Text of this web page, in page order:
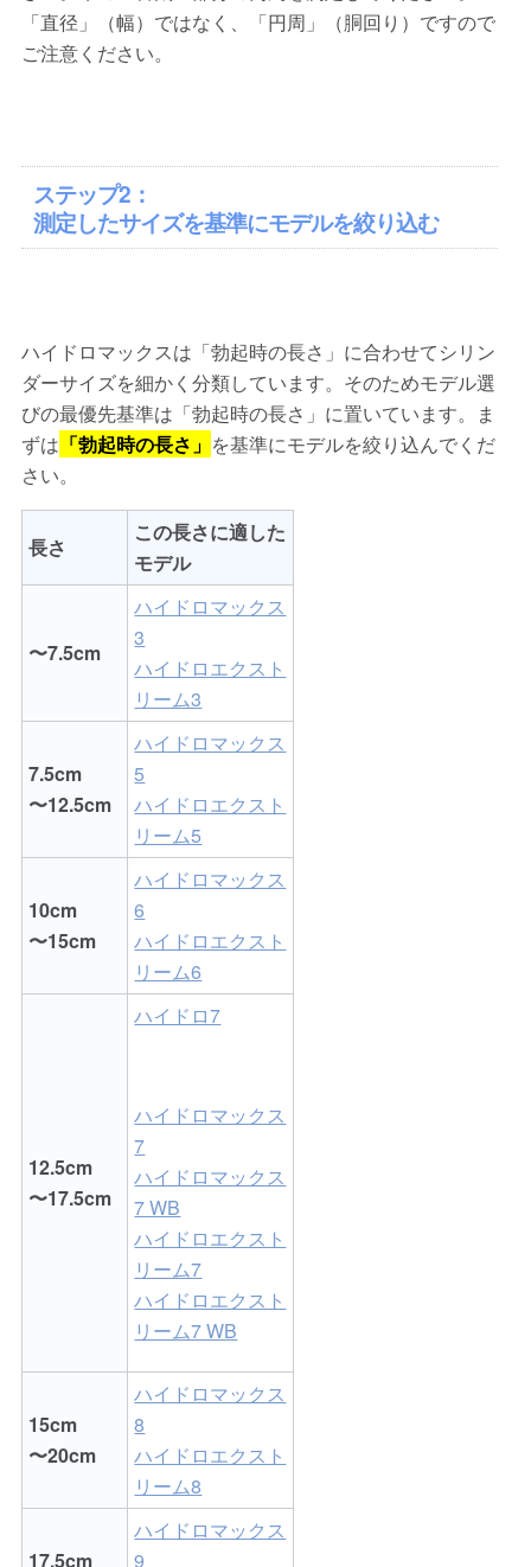
「直径」（幅）ではなく、「円周」（胴回り）ですので
ご注意ください。
ステップ2：
測定したサイズを基準にモデルを絞り込む
ハイドロマックスは「勃起時の長さ」に合わせてシリン
ダーサイズを細かく分類しています。そのためモデル選
びの最優先基準は「勃起時の長さ」に置いています。ま
ずは 「勃起時の長さ」 を基準にモデルを絞り込んでくだ
さい。
長さ
この長さに適した
モデル
〜7.5cm
ハイドロマックス
3
ハイドロエクスト
リーム3
7.5cm
〜12.5cm
ハイドロマックス
5
ハイドロエクスト
リーム5
10cm
〜15cm
ハイドロマックス
6
ハイドロエクスト
リーム6
12.5cm
〜17.5cm
ハイドロ7
ハイドロマックス
7
ハイドロマックス
7 WB
ハイドロエクスト
リーム7
ハイドロエクスト
リーム7 WB
15cm
〜20cm
ハイドロマックス
8
ハイドロエクスト
リーム8
17.5cm
ハイドロマックス
9